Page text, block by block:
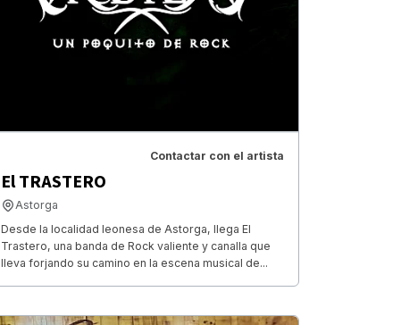
Contactar con el artista
El TRASTERO
Astorga
Desde la localidad leonesa de Astorga, llega El
Trastero, una banda de Rock valiente y canalla que
lleva forjando su camino en la escena musical de...